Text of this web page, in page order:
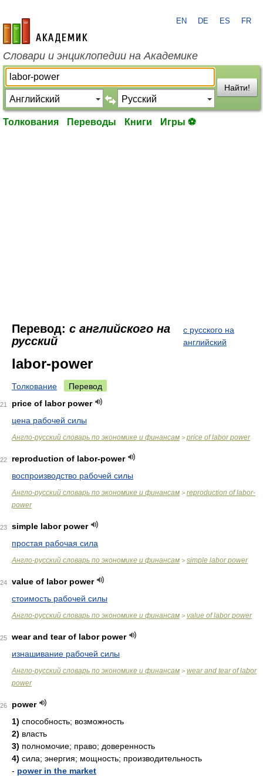
academic.ru
EN DE ES FR
Словари и энциклопедии на Академике
Найти!
Толкования Переводы Книги Игры ⚽
Перевод: с английского на
русский
с русского на
английский
labor-power
Толкование Перевод
21
price of labor power
цена рабочей силы
Англо-русский словарь по экономике и финансам > price of labor power
22
reproduction of labor-power
воспроизводство рабочей силы
Англо-русский словарь по экономике и финансам > reproduction of labor-
power
23
simple labor power
простая рабочая сила
Англо-русский словарь по экономике и финансам > simple labor power
24
value of labor power
стоимость рабочей силы
Англо-русский словарь по экономике и финансам > value of labor power
25
wear and tear of labor power
изнашивание рабочей силы
Англо-русский словарь по экономике и финансам > wear and tear of labor
power
26
power
1) способность; возможность
2) власть
3) полномочие; право; доверенность
4) сила; энергия; мощность; производительность
- power in the market